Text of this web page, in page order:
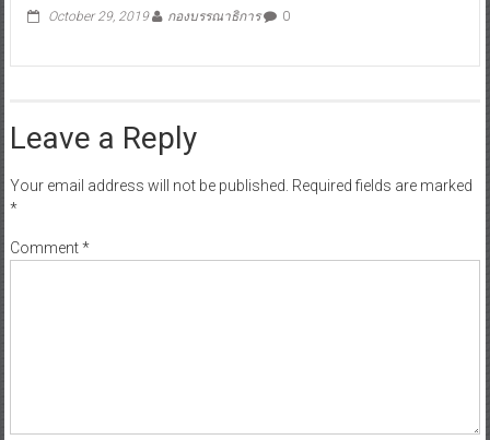
October 29, 2019 กองบรรณาธิการ 0
Leave a Reply
Your email address will not be published. Required fields are marked
*
Comment*